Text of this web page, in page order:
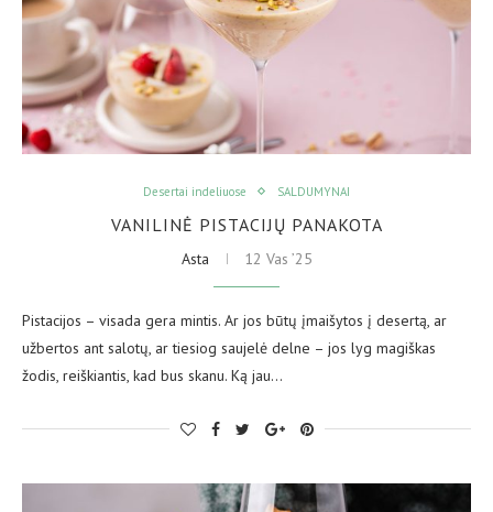
Desertai indeliuose SALDUMYNAI
VANILINĖ PISTACIJŲ PANAKOTA
Asta 12 Vas ’25
Pistacijos – visada gera mintis. Ar jos būtų įmaišytos į desertą, ar
užbertos ant salotų, ar tiesiog saujelė delne – jos lyg magiškas
žodis, reiškiantis, kad bus skanu. Ką jau…